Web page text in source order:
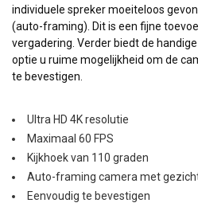
individuele spreker moeiteloos
(auto-framing). Dit is een fijne
vergadering. Verder biedt de
optie u ruime mogelijkheid om de
te bevestigen.
Ultra HD 4K resolutie
Maximaal 60 FPS
Kijkhoek van 110 graden
Auto-framing camera met
Eenvoudig te bevestigen